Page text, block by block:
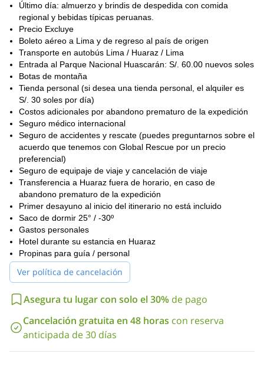
Último día: almuerzo y brindis de despedida con comida
regional y bebidas típicas peruanas.
Precio Excluye
Boleto aéreo a Lima y de regreso al país de origen
Transporte en autobús Lima / Huaraz / Lima
Entrada al Parque Nacional Huascarán: S/. 60.00 nuevos soles
Botas de montaña
Tienda personal (si desea una tienda personal, el alquiler es
S/. 30 soles por día)
Costos adicionales por abandono prematuro de la expedición
Seguro médico internacional
Seguro de accidentes y rescate (puedes preguntarnos sobre el
acuerdo que tenemos con Global Rescue por un precio
preferencial)
Seguro de equipaje de viaje y cancelación de viaje
Transferencia a Huaraz fuera de horario, en caso de
abandono prematuro de la expedición
Primer desayuno al inicio del itinerario no está incluido
Saco de dormir 25° / -30º
Gastos personales
Hotel durante su estancia en Huaraz
Propinas para guía / personal
Ver política de cancelación
Asegura tu lugar con solo el 30% de pago
Cancelación gratuita en 48 horas con reserva
anticipada de 30 días